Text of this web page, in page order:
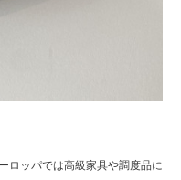
ロッパでは高級家具や調度品に